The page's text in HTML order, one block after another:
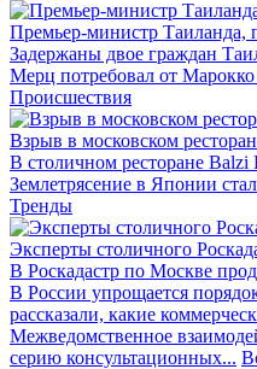
Премьер-министр Таиланда,
Задержаны двое граждан
Мерц потребовал от Марокко
Происшествия
Взрыв в московском
В столичном ресторане Balzi
Землетрясение в Японии
Тренды
Эксперты столичного
В Роскадастр по Москве
В России упрощается
рассказали, какие
Межведомственное
серию консультационных...